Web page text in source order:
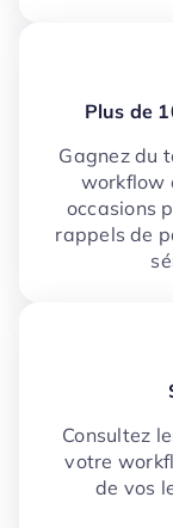
Plus de
Gagnez du
workflow
occasions
rappels de
Consultez
votre
de vos